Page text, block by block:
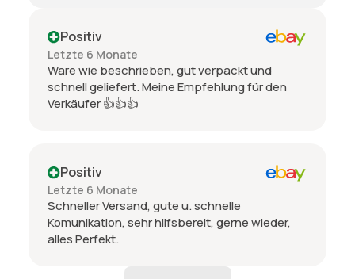
Positiv
Letzte 6 Monate
Ware wie beschrieben, gut verpackt und
schnell geliefert. Meine Empfehlung für den
Verkäufer 👍👍👍
Positiv
Letzte 6 Monate
Schneller Versand, gute u. schnelle
Komunikation, sehr hilfsbereit, gerne wieder,
alles Perfekt.